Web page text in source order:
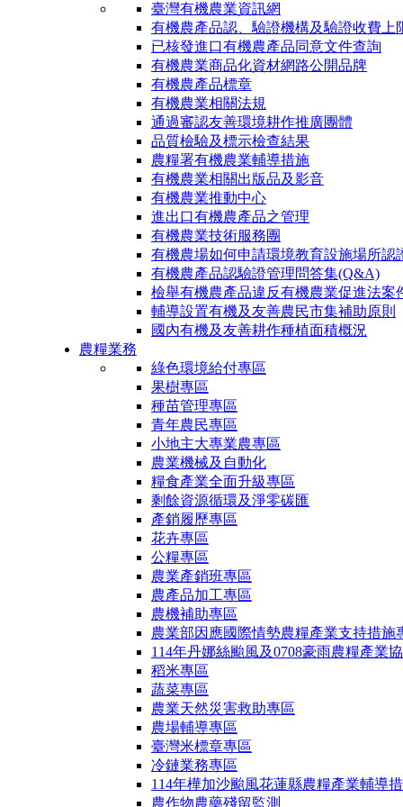
臺灣有機農業資訊網
有機農產品認、驗證機構及驗證收費上
已核發進口有機農產品同意文件查詢
有機農業商品化資材網路公開品牌
有機農產品標章
有機農業相關法規
通過審認友善環境耕作推廣團體
品質檢驗及標示檢查結果
農糧署有機農業輔導措施
有機農業相關出版品及影音
有機農業推動中心
進出口有機農產品之管理
有機農業技術服務團
有機農場如何申請環境教育設施場所認
有機農產品認驗證管理問答集(Q&A)
檢舉有機農產品違反有機農業促進法案
輔導設置有機及友善農民市集補助原則
國內有機及友善耕作種植面積概況
農糧業務
綠色環境給付專區
果樹專區
種苗管理專區
青年農民專區
小地主大專業農專區
農業機械及自動化
糧食產業全面升級專區
剩餘資源循環及淨零碳匯
產銷履歷專區
花卉專區
公糧專區
農業產銷班專區
農產品加工專區
農機補助專區
農業部因應國際情勢農糧產業支持措施
114年丹娜絲颱風及0708豪雨農糧產業
稻米專區
蔬菜專區
農業天然災害救助專區
農場輔導專區
臺灣米標章專區
冷鏈業務專區
114年樺加沙颱風花蓮縣農糧產業輔導
農作物農藥殘留監測